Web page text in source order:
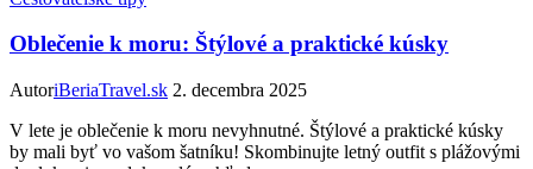
Oblečenie k moru: Štýlové a praktické kúsky
AutoriBeriaTravel.sk 2. decembra 2025
V lete je oblečenie k moru nevyhnutné. Štýlové a praktické kúsky
by mali byť vo vašom šatníku! Skombinujte letný outfit s plážovými